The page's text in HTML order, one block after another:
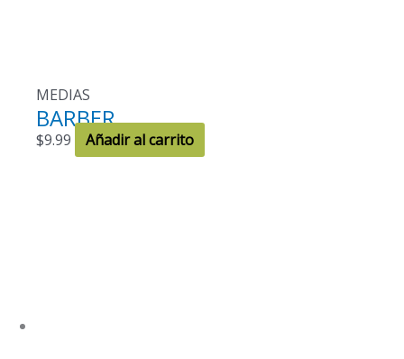
MEDIAS
BARBER
$9.99 Añadir al carrito